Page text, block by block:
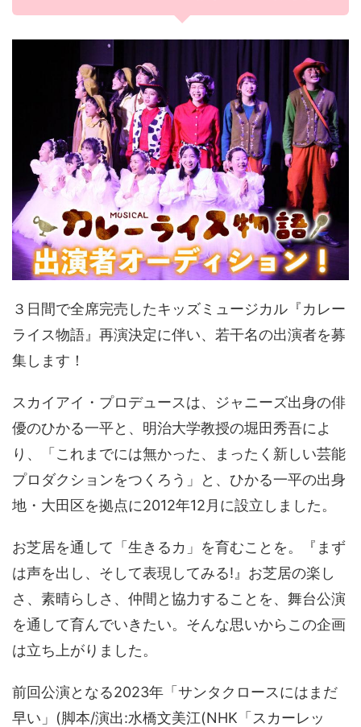
３日間で全席完売したキッズミュージカル『カレー
ライス物語』再演決定に伴い、若干名の出演者を募
集します！
スカイアイ・プロデュースは、ジャニーズ出身の俳
優のひかる一平と、明治大学教授の堀田秀吾によ
り、「これまでには無かった、まったく新しい芸能
プロダクションをつくろう」と、ひかる一平の出身
地・大田区を拠点に2012年12月に設立しました。
お芝居を通して「生きるカ」を育むことを。『まず
は声を出し、そして表現してみる!』お芝居の楽し
さ、素晴らしさ、仲間と協力することを、舞台公演
を通して育んでいきたい。そんな思いからこの企画
は立ち上がりました。
前回公演となる2023年「サンタクロースにはまだ
早い」(脚本/演出:水橋文美江(NHK「スカーレッ